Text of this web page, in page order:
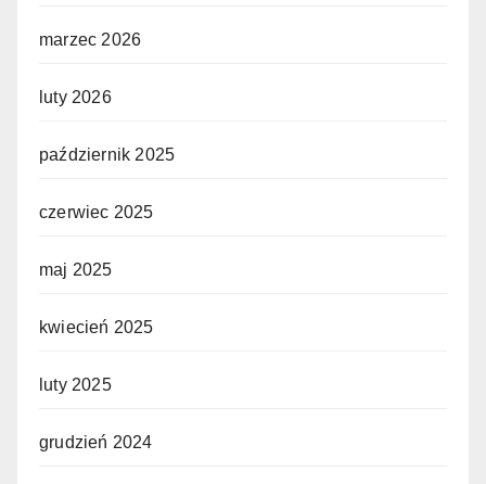
marzec 2026
luty 2026
październik 2025
czerwiec 2025
maj 2025
kwiecień 2025
luty 2025
grudzień 2024